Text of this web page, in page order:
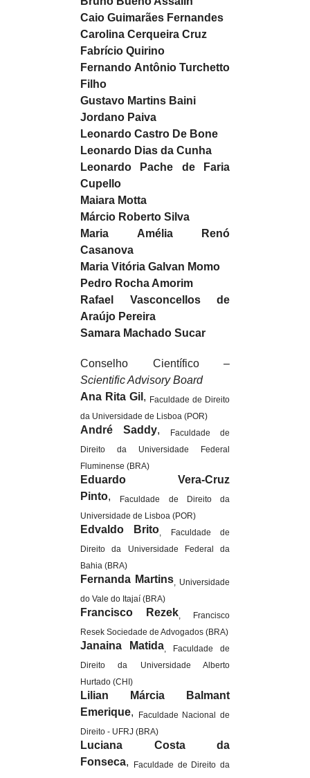
Caio Guimarães Fernandes
Carolina Cerqueira Cruz
Fabrício Quirino
Fernando Antônio Turchetto
Filho
Gustavo Martins Baini
Jordano Paiva
Leonardo Castro De Bone
Leonardo Dias da Cunha
Leonardo Pache de Faria
Cupello
Maiara Motta
Márcio Roberto Silva
Maria Amélia Renó
Casanova
Maria Vitória Galvan Momo
Pedro Rocha Amorim
Rafael Vasconcellos de
Araújo Pereira
Samara Machado Sucar
Conselho Científico–
Scientific Advisory Board
Ana Rita Gil , Faculdade de Direito
da Universidade de Lisboa (POR)
André Saddy,
Faculdade de
Direito da Universidade Federal
Fluminense (BRA)
Eduardo Vera-Cruz
Pinto,
Faculdade de Direito da
Universidade de Lisboa (POR)
Edvaldo Brito, Faculdade de
Direito da Universidade Federal da
Bahia (BRA)
Fernanda Martins, Universidade
do Vale do Itajaí (BRA)
Francisco Rezek, Francisco
Resek Sociedade de Advogados (BRA)
Janaina Matida, Faculdade de
Direito da Universidade Alberto
Hurtado (CHI)
Lilian Márcia Balmant
Emerique,
Faculdade Nacional de
Direito - UFRJ (BRA)
Luciana Costa da
Fonseca,
Faculdade de Direito da